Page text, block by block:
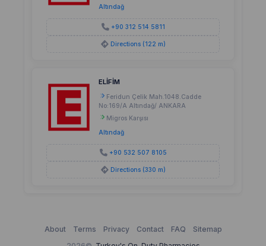
Altındağ
+90 312 514 5811
Directions (122 m)
ELİFİM
Feridun Çelik Mah.1048.Cadde
No:169/A Altındağ/ ANKARA
Migros Karşısı
Altındağ
+90 532 507 8105
Directions (330 m)
About Terms Privacy Contact FAQ Sitemap